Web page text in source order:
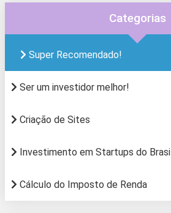
Categorias
Super Recomendado!
Ser um investidor melhor!
Criação de Sites
Investimento em Startups do Brasil
Cálculo do Imposto de Renda